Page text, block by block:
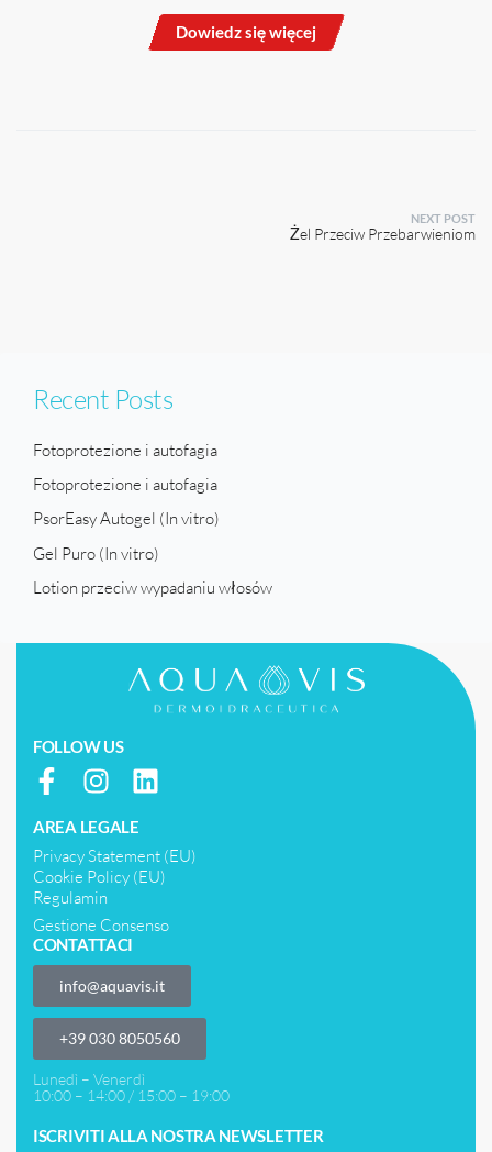
Dowiedz się więcej
NEXT POST
Żel Przeciw Przebarwieniom
Recent Posts
Fotoprotezione i autofagia
Fotoprotezione i autofagia
PsorEasy Autogel (In vitro)
Gel Puro (In vitro)
Lotion przeciw wypadaniu włosów
FOLLOW US
AREA LEGALE
Privacy Statement (EU)
Cookie Policy (EU)
Regulamin
Gestione Consenso
CONTATTACI
info@aquavis.it
‎+39 030 8050560
Lunedì – Venerdì
10:00 – 14:00 / 15:00 – 19:00
ISCRIVITI ALLA NOSTRA NEWSLETTER